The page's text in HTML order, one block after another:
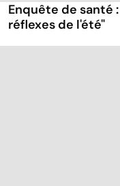
Enquête de santé
réflexes de l'été"